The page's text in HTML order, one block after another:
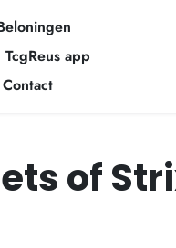
TcgReus app
Contact
of